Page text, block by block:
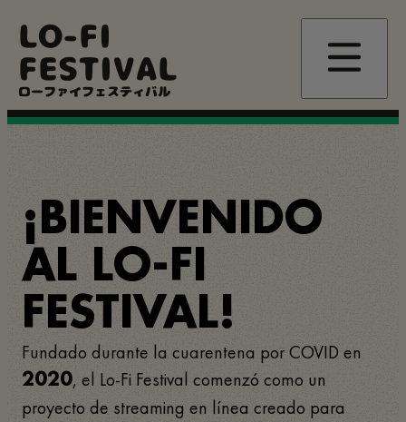
contenido
principal
LO-FI
FESTIVAL
ローファイフェスティバル
¡BIENVENIDO
AL LO-FI
FESTIVAL!
Fundado durante la cuarentena por COVID en
2020, el Lo-Fi Festival comenzó como un
proyecto de streaming en línea creado para